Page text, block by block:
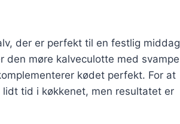
der er perfekt til en festlig middag
den møre kalveculotte med svampe
kødet perfekt. For at
tid i køkkenet, men resultatet er